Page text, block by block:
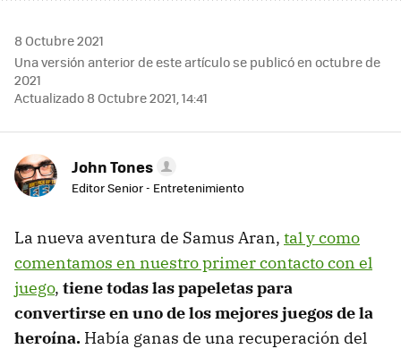
8 Octubre 2021
Una versión anterior de este artículo se publicó en octubre de
2021
Actualizado 8 Octubre 2021, 14:41
John Tones
Editor Senior - Entretenimiento
La nueva aventura de Samus Aran, tal y como
comentamos en nuestro primer contacto con el
juego, tiene todas las papeletas para
convertirse en uno de los mejores juegos de la
heroína. Había ganas de una recuperación del